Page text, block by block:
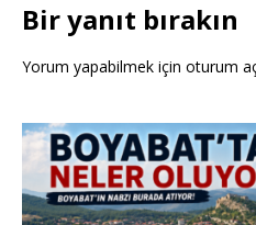
Bir yanıt bırakın
Yorum yapabilmek için oturum